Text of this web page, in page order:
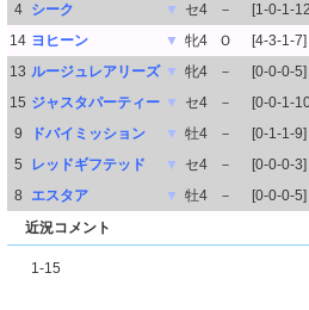
4
シーク ▼ セ4 －
[1-0-1-
14 ヨヒーン ▼ 牝4 Ｏ
[4-3-1-7]
13 ルージュレアリーズ ▼ 牝4 －
[0-0-0-5]
15 ジャスタパーティー ▼ セ4 －
[0-0-1-
9
ドバイミッション ▼ 牡4 －
[0-1-1-9]
5
レッドギフテッド ▼ セ4 －
[0-0-0-3]
8
エスタア ▼ 牡4 －
[0-0-0-5]
近況コメント
1-15